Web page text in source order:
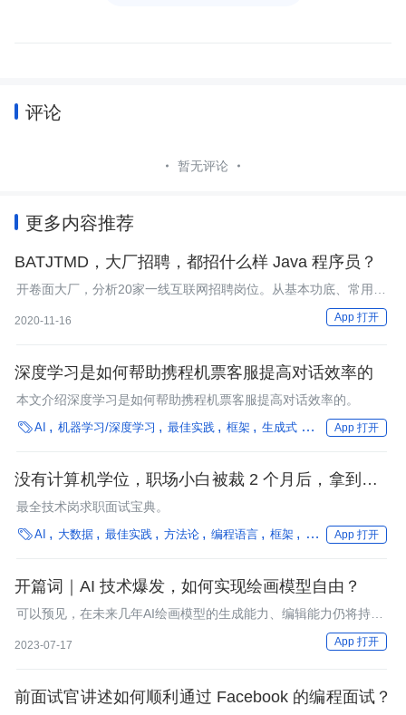
评论
暂无评论
更多内容推荐
BATJTMD，大厂招聘，都招什么样 Java 程序员？
开卷面大厂，分析20家一线互联网招聘岗位。从基本功底、常用技
术、技术深度、技术经验、学习能力、工作能力、项目经验，七个
方向拆解面试内容和经验技巧，为你助力！
2020-11-16 App 打开
深度学习是如何帮助携程机票客服提高对话效率的
本文介绍深度学习是如何帮助携程机票客服提高对话效率的。
AI 机器学习/深度学习 最佳实践 框架 生成式 AI 自然语言处理
App 打开
没有计算机学位，职场小白被裁 2 个月后，拿到了 4
个 offer 并实现薪资翻倍
最全技术岗求职面试宝典。
AI 大数据 最佳实践 方法论 编程语言 框架 数字人才培养
App 打开
开篇词｜AI 技术爆发，如何实现绘画模型自由？
可以预见，在未来几年AI绘画模型的生成能力、编辑能力仍将持续
2023-07-17 App 打开
前面试官讲述如何顺利通过 Facebook 的编程面试？